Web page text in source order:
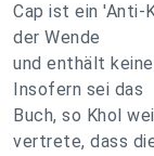
Cap ist ein 'Anti-
der Wende
und enthält
Insofern sei das
Buch, so Khol
vertrete, dass